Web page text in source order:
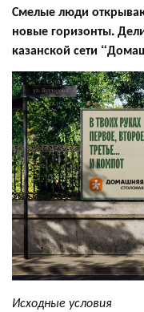
Смелые люди
новые горизонты.
казанской сети
Исходные условия